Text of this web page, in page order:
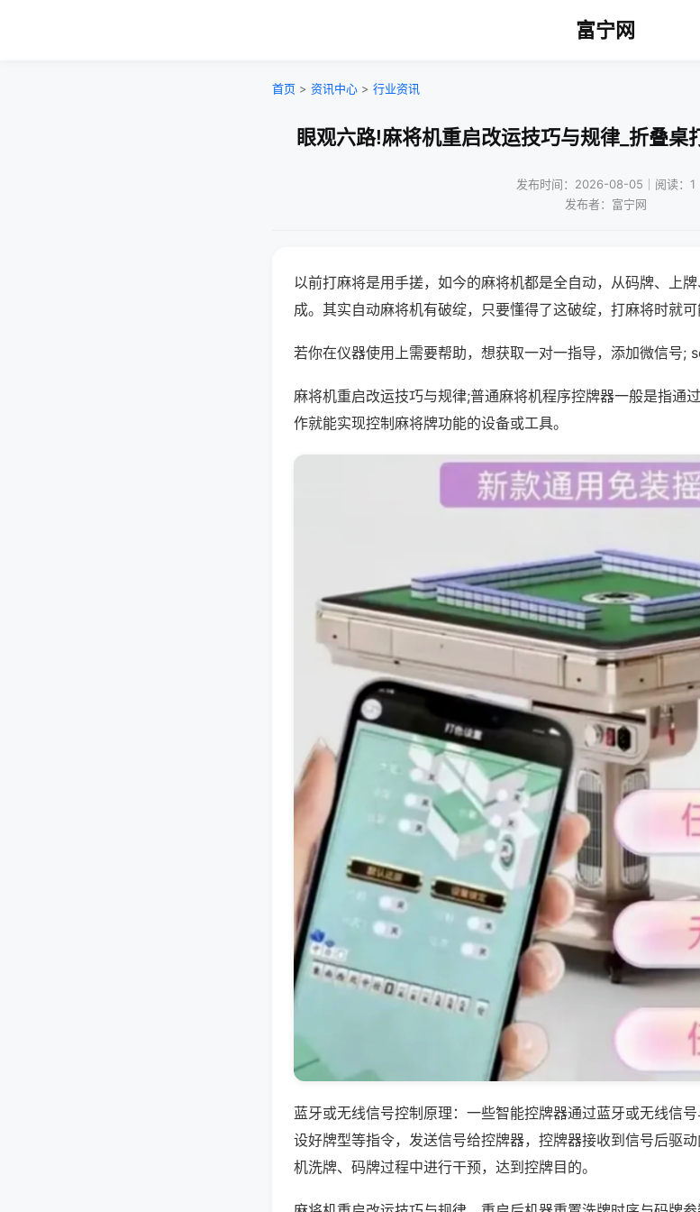
富宁网
首页 > 资讯中心 > 行业资讯
眼观六路!麻将机重启改运技巧与规律_折叠
发布时间：2026-08-05｜阅读：1
发布者：富宁网
以前打麻将是用手搓，如今的麻将机都是全自动，从码牌、上
成。其实自动麻将机有破绽，只要懂得了这破绽，打麻将时就可
若你在仪器使用上需要帮助，想获取一对一指导，添加微信号;
麻将机重启改运技巧与规律;普通麻将机程序控牌器一般是指通
作就能实现控制麻将牌功能的设备或工具。
蓝牙或无线信号控制原理：一些智能控牌器通过蓝牙或无线信
设好牌型等指令，发送信号给控牌器，控牌器接收到信号后驱
机洗牌、码牌过程中进行干预，达到控牌目的。